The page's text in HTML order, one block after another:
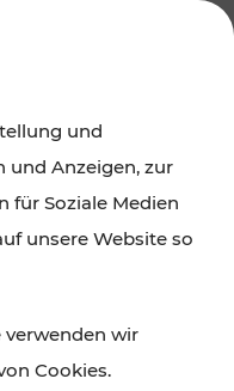
Burgenland
– viele
und
und Anzeigen, zur
für Soziale Medien
unsere Website so
wir
Cookies.